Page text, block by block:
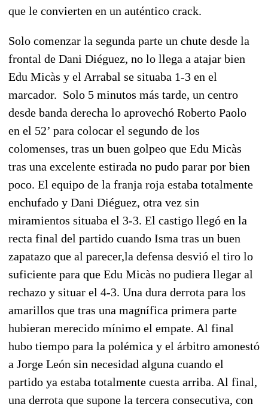
que le convierten en un auténtico crack.
Solo comenzar la segunda parte un chute desde la
frontal de Dani Diéguez, no lo llega a atajar bien
Edu Micàs y el Arrabal se situaba 1-3 en el
marcador. Solo 5 minutos más tarde, un centro
desde banda derecha lo aprovechó Roberto Paolo
en el 52’ para colocar el segundo de los
colomenses, tras un buen golpeo que Edu Micàs
tras una excelente estirada no pudo parar por bien
poco. El equipo de la franja roja estaba totalmente
enchufado y Dani Diéguez, otra vez sin
miramientos situaba el 3-3. El castigo llegó en la
recta final del partido cuando Isma tras un buen
zapatazo que al parecer,la defensa desvió el tiro lo
suficiente para que Edu Micàs no pudiera llegar al
rechazo y situar el 4-3. Una dura derrota para los
amarillos que tras una magnífica primera parte
hubieran merecido mínimo el empate. Al final
hubo tiempo para la polémica y el árbitro amonestó
a Jorge León sin necesidad alguna cuando el
partido ya estaba totalmente cuesta arriba. Al final,
una derrota que supone la tercera consecutiva, con